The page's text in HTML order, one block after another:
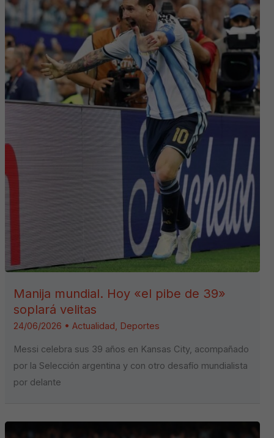
Manija mundial. Hoy «el pibe de 39»
soplará velitas
24/06/2026 •Actualidad, Deportes
Messi celebra sus 39 años en Kansas City, acompañado
por la Selección argentina y con otro desafío mundialista
por delante